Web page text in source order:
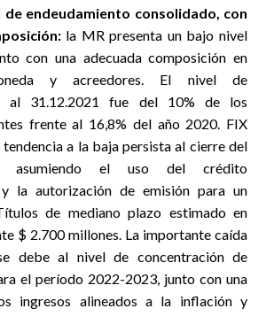
endeudamiento consolidado, con
la MR presenta un bajo nivel
con una adecuada composición en
y acreedores. El nivel de
al 31.12.2021 fue del 10% de los
frente al 16,8% del año 2020. FIX
a la baja persista al cierre del
asumiendo el uso del crédito
y la autorización de emisión para un
de mediano plazo estimado en
$ 2.700 millones. La importante caída
debe al nivel de concentración de
el período 2022-2023, junto con una
ingresos alineados a la inflación y